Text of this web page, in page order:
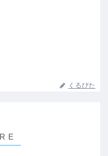
くるぴた